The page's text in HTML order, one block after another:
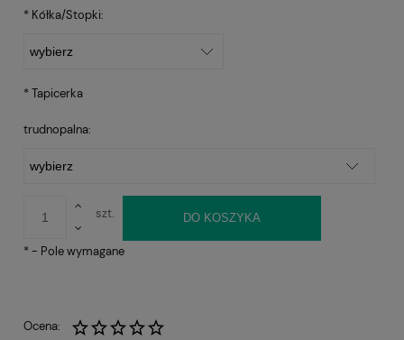
* Kółka/Stopki:
*Tapicerka
trudnopalna:
szt. DO KOSZYKA
*- Pole wymagane
Ocena: